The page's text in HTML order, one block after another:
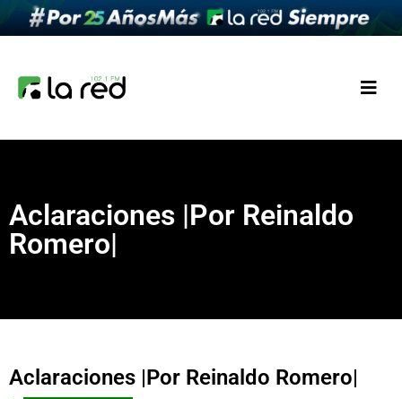
Aclaraciones |Por Reinaldo
Romero|
Aclaraciones |Por Reinaldo Romero|